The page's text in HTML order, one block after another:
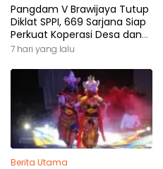
Pangdam V Brawijaya Tutup
Diklat SPPI, 669 Sarjana Siap
Perkuat Koperasi Desa dan
Kampung Nelayan
7 hari yang lalu
Berita Utama